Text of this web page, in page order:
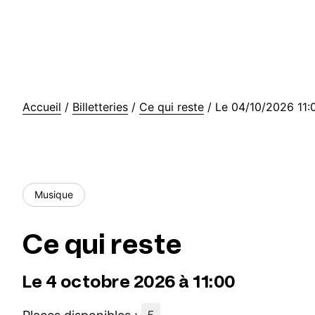
Accueil / Billetteries / Ce qui reste / Le 04/10/2026
Musique
Ce qui reste
Le 4 octobre 2026 à 11:00